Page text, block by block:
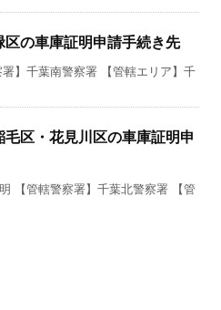
区の車庫証明申請手続き先
】千葉南警察署 【管轄エリア】千
毛区・花見川区の車庫証明申
【管轄警察署】千葉北警察署 【管